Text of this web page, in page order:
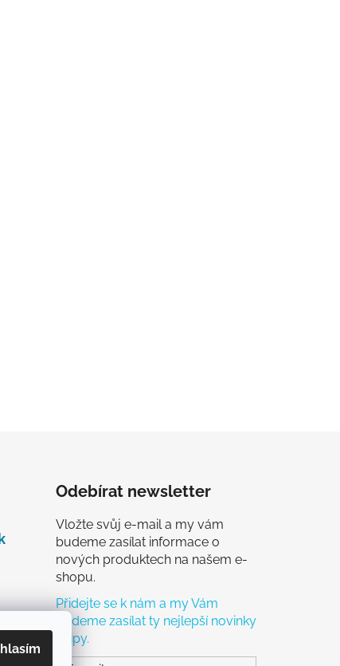
Odebírat newsletter
Vložte svůj e-mail a my vám
budeme zasílat informace o
nových produktech na našem e-
shopu.
Přidejte se k nám a my Vám
budeme zasílat ty nejlepší novinky
a tipy.